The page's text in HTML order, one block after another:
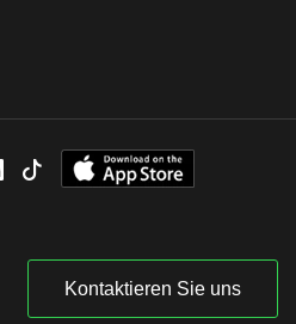
Kontaktieren Sie uns